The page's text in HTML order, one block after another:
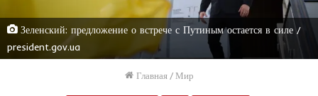
Зеленский: предложение о встрече с Путиным остается в силе /
president.gov.ua
Главная / Мир